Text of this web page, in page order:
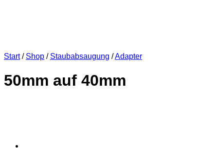
Start / Shop / Staubabsaugung /Adapter
50mm auf 40mm